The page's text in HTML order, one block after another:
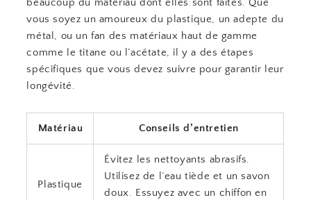
beaucoup du matériau dont elles sont faites. Que
vous soyez un amoureux du plastique, un adepte du
métal, ou un fan des matériaux haut de gamme
comme le titane ou l’acétate, il y a des étapes
spécifiques que vous devez suivre pour garantir leur
longévité.
Matériau Conseils d’entretien
Plastique
Évitez les nettoyants abrasifs.
Utilisez de l’eau tiède et un savon
doux. Essuyez avec un chiffon en